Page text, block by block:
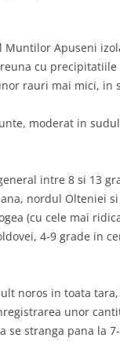
Apuseni
cu
rauri mai mici, in
moderat in
intre 8 si 13
nordul Olteniei
(cu cele mai
4-9 grade in
noros in toata
unor
se stranga pana la